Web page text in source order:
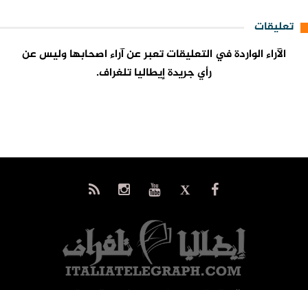
تعليقات
الآراء الواردة في التعليقات تعبر عن آراء اصحابها وليس عن
رأي جريدة إيطاليا تلغراف.